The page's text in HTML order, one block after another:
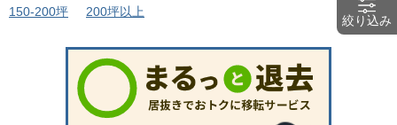
絞り込み
150-200坪 200坪以上